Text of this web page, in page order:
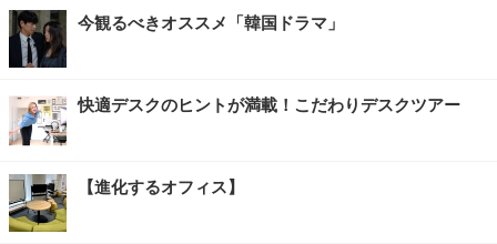
今観るべきオススメ「韓国ドラマ」
快適デスクのヒントが満載！こだわりデスクツアー
【進化するオフィス】